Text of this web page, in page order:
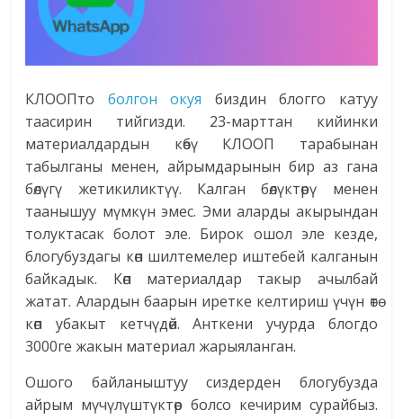
КЛООПто болгон окуя биздин блогго катуу
таасирин тийгизди. 23-марттан кийинки
материалдардын көбү КЛООП тарабынан
табылганы менен, айрымдарынын бир аз гана
бөлүгү жетикиликтүү. Калган бөлүктөрү менен
таанышуу мүмкүн эмес. Эми аларды акырындан
толуктасак болот эле. Бирок ошол эле кезде,
блогубуздагы көп шилтемелер иштебей калганын
байкадык. Көп материалдар такыр ачылбай
жатат. Алардын баарын иретке келтириш үчүн өтө
көп убакыт кетчүдөй. Анткени учурда блогдо
3000ге жакын материал жарыяланган.
Ошого байланыштуу сиздерден блогубузда
айрым мүчүлүштүктөр болсо кечирим сурайбыз.